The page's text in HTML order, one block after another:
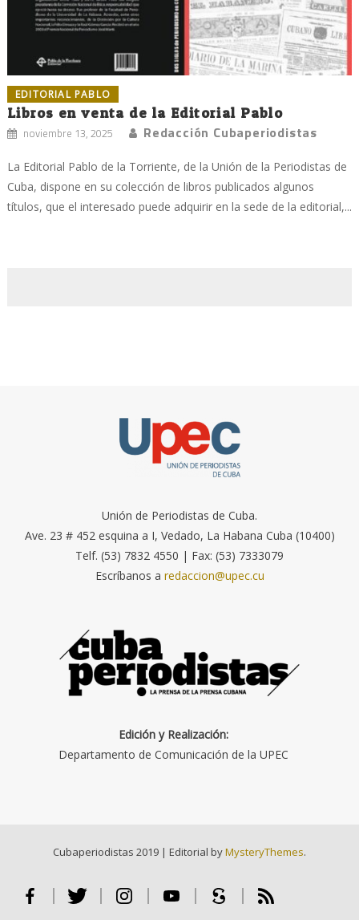
EDITORIAL PABLO
Libros en venta de la Editorial Pablo
noviembre 13, 2025 Redacción Cubaperiodistas
La Editorial Pablo de la Torriente, de la Unión de la Periodistas de
Cuba, dispone en su colección de libros publicados algunos
títulos, que el interesado puede adquirir en la sede de la editorial,...
Unión de Periodistas de Cuba.
Ave. 23 # 452 esquina a I, Vedado, La Habana Cuba (10400)
Telf. (53) 7832 4550 | Fax: (53) 7333079
Escríbanos a redaccion@upec.cu
Edición y Realización:
Departamento de Comunicación de la UPEC
Cubaperiodistas 2019 | Editorial byMysteryThemes.
Facebook Twitter Instagram Youtube Scribd RSS